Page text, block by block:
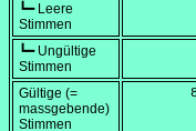
┗━ Leere
Stimmen
┗━ Ungültige
Stimmen
Gültige (=
massgebende)
Stimmen